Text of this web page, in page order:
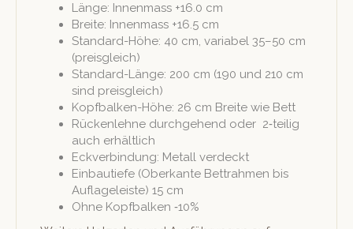
Länge: Innen­mass +16.0 cm
Bre­ite: Innen­mass +16.5 cm
Stan­dard-Höhe: 40 cm, vari­abel 35–50 cm
(preis­gle­ich)
Stan­dard-Länge: 200 cm (190 und 210 cm
sind preisgleich)
Kopf­balken-Höhe: 26 cm Bre­ite wie Bett
Rück­en­lehne durchge­hend oder 2‑teilig
auch erhältlich
Eck­verbindung: Met­all verdeckt
Ein­bau­tiefe (Oberkante Bet­trah­men bis
Aufla­geleiste) 15 cm
Ohne Kopf­balken ‑10%